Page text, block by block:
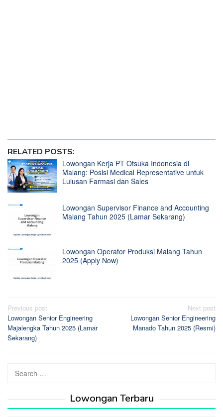
RELATED POSTS:
Lowongan Kerja PT Otsuka Indonesia di
Malang: Posisi Medical Representative untuk
Lulusan Farmasi dan Sales
Lowongan Supervisor Finance and Accounting
Malang Tahun 2025 (Lamar Sekarang)
Lowongan Operator Produksi Malang Tahun
2025 (Apply Now)
Post
navigation
Previous post
Lowongan Senior Engineering
Majalengka Tahun 2025 (Lamar
Sekarang)
Next post
Lowongan Senior Engineering
Manado Tahun 2025 (Resmi)
Search
for:
Lowongan Terbaru